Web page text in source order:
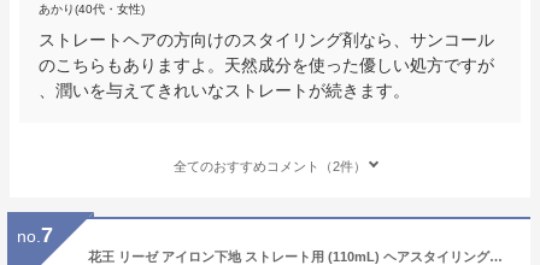
あかり(40代・女性)
ストレートヘアの方向けのスタイリング剤なら、サンコール
のこちらもありますよ。天然成分を使った優しい処方ですが
、潤いを与えてきれいなストレートが続きます。
全てのおすすめコメント（2件）
no. 7
花王 リーゼ アイロン下地 ストレート用 (110mL) ヘアスタイリング剤 ヘアウォーター